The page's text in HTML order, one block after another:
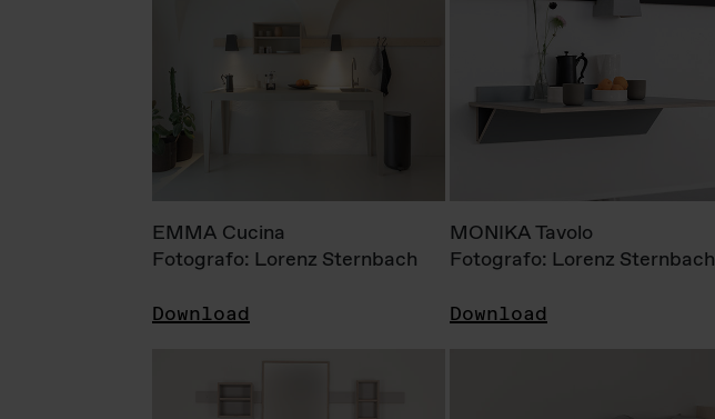
EMMA Cucina
Fotografo: Lorenz Sternbach
Download
MONIKA Tavolo
Fotografo: Lorenz Sternbach
Download